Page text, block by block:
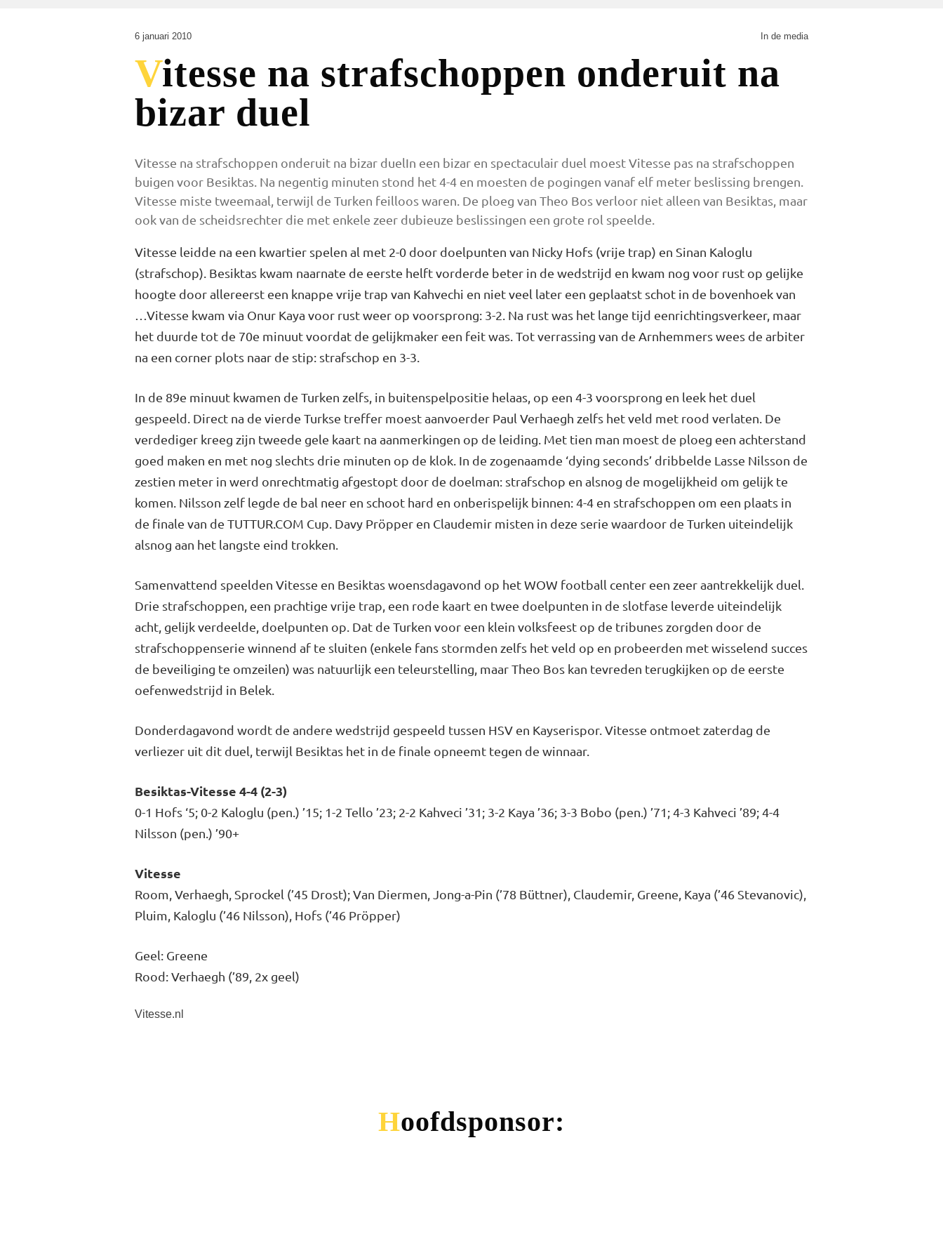
6 januari 2010 In de media
Vitesse na strafschoppen onderuit na
bizar duel
Vitesse na strafschoppen onderuit na bizar duelIn een bizar en spectaculair duel moest Vitesse pas na strafschoppen
buigen voor Besiktas. Na negentig minuten stond het 4-4 en moesten de pogingen vanaf elf meter beslissing brengen.
Vitesse miste tweemaal, terwijl de Turken feilloos waren. De ploeg van Theo Bos verloor niet alleen van Besiktas, maar
ook van de scheidsrechter die met enkele zeer dubieuze beslissingen een grote rol speelde.
Vitesse leidde na een kwartier spelen al met 2-0 door doelpunten van Nicky Hofs (vrije trap) en Sinan Kaloglu
(strafschop). Besiktas kwam naarnate de eerste helft vorderde beter in de wedstrijd en kwam nog voor rust op gelijke
hoogte door allereerst een knappe vrije trap van Kahvechi en niet veel later een geplaatst schot in de bovenhoek van
…Vitesse kwam via Onur Kaya voor rust weer op voorsprong: 3-2. Na rust was het lange tijd eenrichtingsverkeer, maar
het duurde tot de 70e minuut voordat de gelijkmaker een feit was. Tot verrassing van de Arnhemmers wees de arbiter
na een corner plots naar de stip: strafschop en 3-3.
In de 89e minuut kwamen de Turken zelfs, in buitenspelpositie helaas, op een 4-3 voorsprong en leek het duel
gespeeld. Direct na de vierde Turkse treffer moest aanvoerder Paul Verhaegh zelfs het veld met rood verlaten. De
verdediger kreeg zijn tweede gele kaart na aanmerkingen op de leiding. Met tien man moest de ploeg een achterstand
goed maken en met nog slechts drie minuten op de klok. In de zogenaamde ‘dying seconds’ dribbelde Lasse Nilsson de
zestien meter in werd onrechtmatig afgestopt door de doelman: strafschop en alsnog de mogelijkheid om gelijk te
komen. Nilsson zelf legde de bal neer en schoot hard en onberispelijk binnen: 4-4 en strafschoppen om een plaats in
de finale van de TUTTUR.COM Cup. Davy Pröpper en Claudemir misten in deze serie waardoor de Turken uiteindelijk
alsnog aan het langste eind trokken.
Samenvattend speelden Vitesse en Besiktas woensdagavond op het WOW football center een zeer aantrekkelijk duel.
Drie strafschoppen, een prachtige vrije trap, een rode kaart en twee doelpunten in de slotfase leverde uiteindelijk
acht, gelijk verdeelde, doelpunten op. Dat de Turken voor een klein volksfeest op de tribunes zorgden door de
strafschoppenserie winnend af te sluiten (enkele fans stormden zelfs het veld op en probeerden met wisselend succes
de beveiliging te omzeilen) was natuurlijk een teleurstelling, maar Theo Bos kan tevreden terugkijken op de eerste
oefenwedstrijd in Belek.
Donderdagavond wordt de andere wedstrijd gespeeld tussen HSV en Kayserispor. Vitesse ontmoet zaterdag de
verliezer uit dit duel, terwijl Besiktas het in de finale opneemt tegen de winnaar.
Besiktas-Vitesse 4-4 (2-3)
0-1 Hofs ‘5; 0-2 Kaloglu (pen.) ’15; 1-2 Tello ’23; 2-2 Kahveci ’31; 3-2 Kaya ’36; 3-3 Bobo (pen.) ’71; 4-3 Kahveci ’89; 4-4
Nilsson (pen.) ’90+
Vitesse
Room, Verhaegh, Sprockel (’45 Drost); Van Diermen, Jong-a-Pin (’78 Büttner), Claudemir, Greene, Kaya (’46 Stevanovic),
Pluim, Kaloglu (’46 Nilsson), Hofs (’46 Pröpper)
Geel: Greene
Rood: Verhaegh (’89, 2x geel)
Vitesse.nl
Hoofdsponsor: